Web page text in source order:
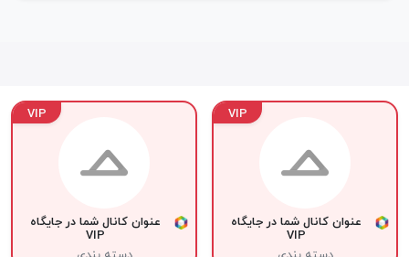
VIP
عنوان کانال شما در جایگاه
VIP
VIP
عنوان کانال شما در جایگاه
VIP